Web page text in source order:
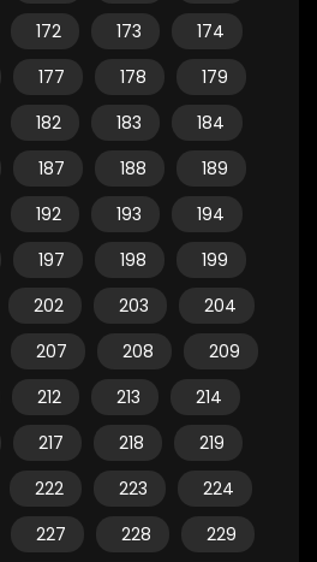
172 173
174
177 178
179
182 183
184
187 188
189
192 193
194
197 198
199
202 203
204
207 208
209
212 213
214
217 218
219
222 223
224
227 228
229